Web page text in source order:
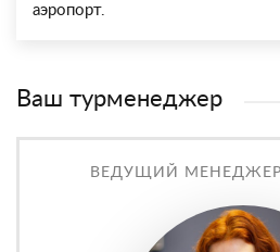
аэропорт.
Ваш турменеджер
ВЕДУЩИЙ